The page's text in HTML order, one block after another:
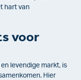
hart van
voor
levendige markt, is
Hier